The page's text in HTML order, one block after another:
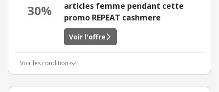
30%
articles femme pendant cette
promo REPEAT cashmere
Voir l'offre
Voir les conditions